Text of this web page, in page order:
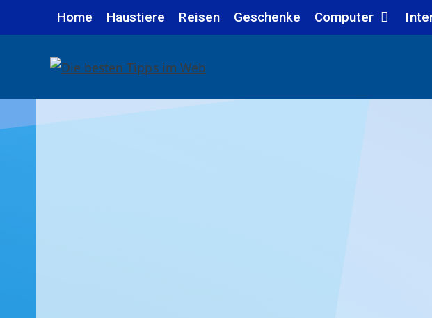
Inhalt
Home Haustiere Reisen Geschenke Computer